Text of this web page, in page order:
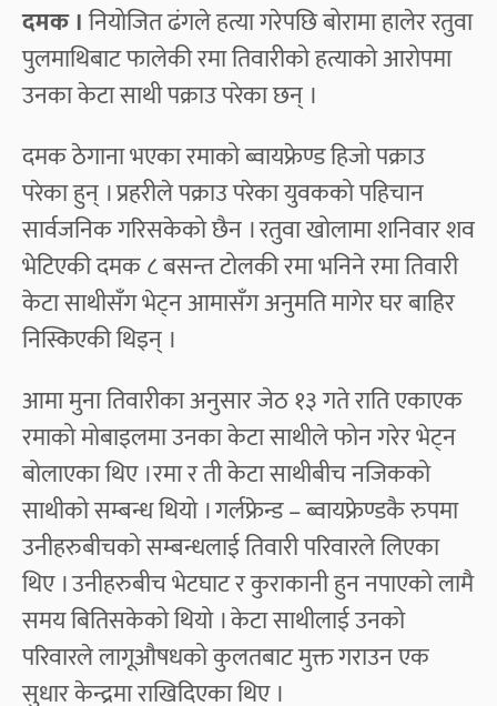
दमक ।नियोजित ढंगले हत्या गरेपछि बोरामा हालेर रतुवा
पुलमाथिबाट फालेकी रमा तिवारीको हत्याको आरोपमा
उनका केटा साथी पक्राउ परेका छन् ।
दमक ठेगाना भएका रमाको ब्वायफ्रेण्ड हिजो पक्राउ
परेका हुन् । प्रहरीले पक्राउ परेका युवकको पहिचान
सार्वजनिक गरिसकेको छैन । रतुवा खोलामा शनिवार शव
भेटिएकी दमक ८ बसन्त टोलकी रमा भनिने रमा तिवारी
केटा साथीसँग भेट्न आमासँग अनुमति मागेर घर बाहिर
निस्किएकी थिइन् ।
आमा मुना तिवारीका अनुसार जेठ १३ गते राति एकाएक
रमाको मोबाइलमा उनका केटा साथीले फोन गरेर भेट्न
बोलाएका थिए ।रमा र ती केटा साथीबीच नजिकको
साथीको सम्बन्ध थियो । गर्लफ्रेन्ड – ब्वायफ्रेण्डकै रुपमा
उनीहरुबीचको सम्बन्धलाई तिवारी परिवारले लिएका
थिए । उनीहरुबीच भेटघाट र कुराकानी हुन नपाएको लामै
समय बितिसकेको थियो । केटा साथीलाई उनको
परिवारले लागूऔषधको कुलतबाट मुक्त गराउन एक
सुधार केन्द्रमा राखिदिएका थिए ।